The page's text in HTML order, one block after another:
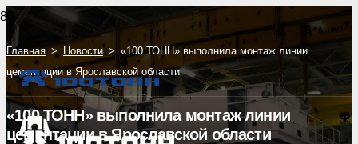
Главная > Новости > «100 ТОНН» выполнила монтаж линии
цементации в Ярославской области
«100 ТОНН» выполнила монтаж линии
цементации в Ярославской области